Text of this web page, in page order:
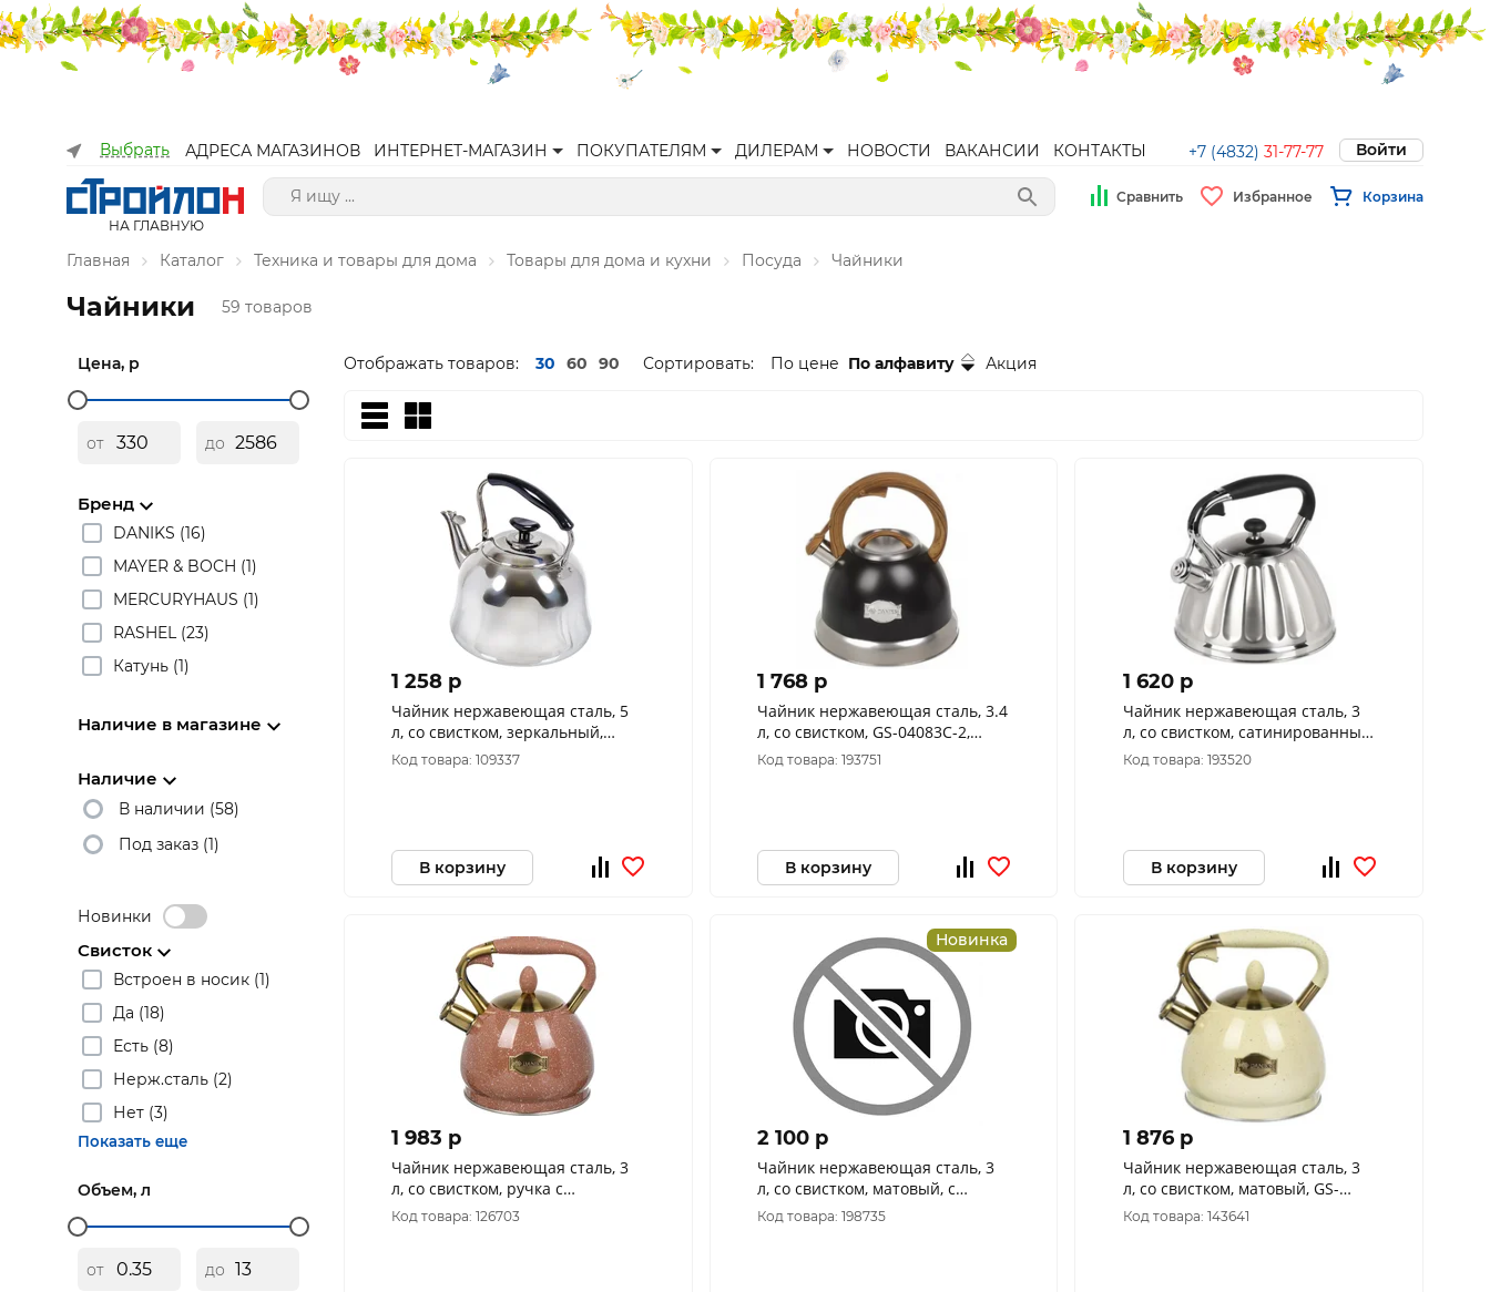
Выбрать АДРЕСА МАГАЗИНОВ ИНТЕРНЕТ-МАГАЗИН ПОКУПАТЕЛЯМ ДИЛЕРАМ НОВОСТИ ВАКАНСИИ КОНТАКТЫ +7 (4832) 31-77-77 Войти
НА ГЛАВНУЮ
Сравнить Избранное Корзина
Главная Каталог Техника и товары для дома Товары для дома и кухни Посуда Чайники
Чайники 59 товаров
Цена, р
от до
Бренд
DANIKS (16)
MAYER & BOCH (1)
MERCURYHAUS (1)
RASHEL (23)
Катунь (1)
Наличие в магазине
Наличие
В наличии (58)
Под заказ (1)
Новинки
Свисток
Встроен в носик (1)
Да (18)
Есть (8)
Нерж.сталь (2)
Нет (3)
Показать еще
Объем, л
от до
Отображать товаров: 30 60 90 Сортировать: По цене По алфавиту Акция
1 258 p
Чайник нержавеющая сталь, 5
л, со свистком, зеркальный,
ручка металл, пластик, Daniks,
GS-28224
Код товара: 109337
В корзину
1 768 p
Чайник нержавеющая сталь, 3.4
л, со свистком, GS-04083C-2,
нейлон, Daniks, индукция,
черный,
Код товара: 193751
В корзину
1 620 p
Чайник нержавеющая сталь, 3
л, со свистком, сатинированный,
Daniks, индукция, GS-04197A-1
Код товара: 193520
В корзину
1 983 p
Чайник нержавеющая сталь, 3
л, со свистком, ручка с
покрытием, нейлон, Daniks, GS-
04517H-2
Код товара: 126703
Новинка
2 100 p
Чайник нержавеющая сталь, 3
л, со свистком, матовый, с
датчиком температуры, Daniks,
индукци
Код товара: 198735
1 876 p
Чайник нержавеющая сталь, 3
л, со свистком, матовый, GS-
04517H-1 Daniks
Код товара: 143641